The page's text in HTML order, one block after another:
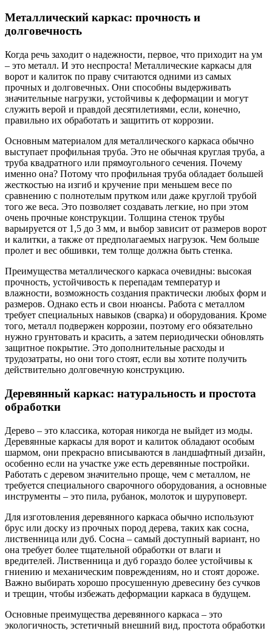
Металлический каркас: прочность и
долговечность
Когда речь заходит о надежности, первое, что приходит на ум
– это металл. И это неспроста! Металлические каркасы для
ворот и калиток по праву считаются одними из самых
прочных и долговечных. Они способны выдерживать
значительные нагрузки, устойчивы к деформации и могут
служить верой и правдой десятилетиями, если, конечно,
правильно их обработать и защитить от коррозии.
Основным материалом для металлического каркаса обычно
выступает профильная труба. Это не обычная круглая труба, а
труба квадратного или прямоугольного сечения. Почему
именно она? Потому что профильная труба обладает большей
жесткостью на изгиб и кручение при меньшем весе по
сравнению с полнотелым прутком или даже круглой трубой
того же веса. Это позволяет создавать легкие, но при этом
очень прочные конструкции. Толщина стенок трубы
варьируется от 1,5 до 3 мм, и выбор зависит от размеров ворот
и калитки, а также от предполагаемых нагрузок. Чем больше
пролет и вес обшивки, тем толще должна быть стенка.
Преимущества металлического каркаса очевидны: высокая
прочность, устойчивость к перепадам температур и
влажности, возможность создания практически любых форм и
размеров. Однако есть и свои нюансы. Работа с металлом
требует специальных навыков (сварка) и оборудования. Кроме
того, металл подвержен коррозии, поэтому его обязательно
нужно грунтовать и красить, а затем периодически обновлять
защитное покрытие. Это дополнительные расходы и
трудозатраты, но они того стоят, если вы хотите получить
действительно долговечную конструкцию.
Деревянный каркас: натуральность и простота
обработки
Дерево – это классика, которая никогда не выйдет из моды.
Деревянные каркасы для ворот и калиток обладают особым
шармом, они прекрасно вписываются в ландшафтный дизайн,
особенно если на участке уже есть деревянные постройки.
Работать с деревом значительно проще, чем с металлом, не
требуется специального сварочного оборудования, а основные
инструменты – это пила, рубанок, молоток и шуруповерт.
Для изготовления деревянного каркаса обычно используют
брус или доску из прочных пород дерева, таких как сосна,
лиственница или дуб. Сосна – самый доступный вариант, но
она требует более тщательной обработки от влаги и
вредителей. Лиственница и дуб гораздо более устойчивы к
гниению и механическим повреждениям, но и стоят дороже.
Важно выбирать хорошо просушенную древесину без сучков
и трещин, чтобы избежать деформации каркаса в будущем.
Основные преимущества деревянного каркаса – это
экологичность, эстетичный внешний вид, простота обработки